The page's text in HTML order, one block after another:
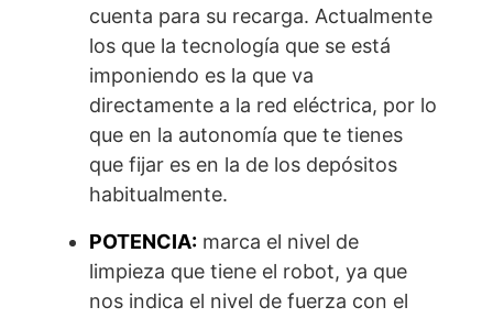
cuenta para su recarga. Actualmente
los que la tecnología que se está
imponiendo es la que va
directamente a la red eléctrica, por lo
que en la autonomía que te tienes
que fijar es en la de los depósitos
habitualmente.
POTENCIA: marca el nivel de
limpieza que tiene el robot, ya que
nos indica el nivel de fuerza con el